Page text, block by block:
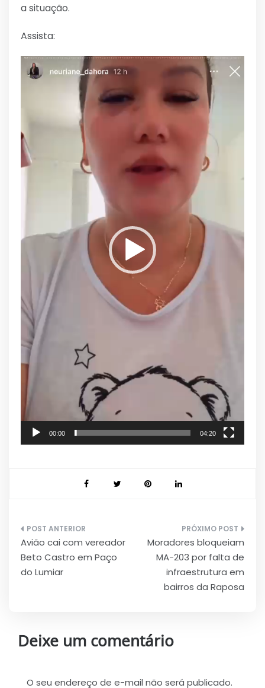
a situação.
Assista:
Tocador
de
00:00 04:20
Navegação
de
Post
Avião cai com vereador
Beto Castro em Paço
do Lumiar
Moradores bloqueiam
MA-203 por falta de
infraestrutura em
bairros da Raposa
Deixe um comentário
O seu endereço de e-mail não será publicado.